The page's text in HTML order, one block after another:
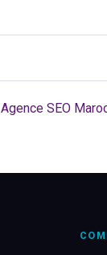
Agence SEO